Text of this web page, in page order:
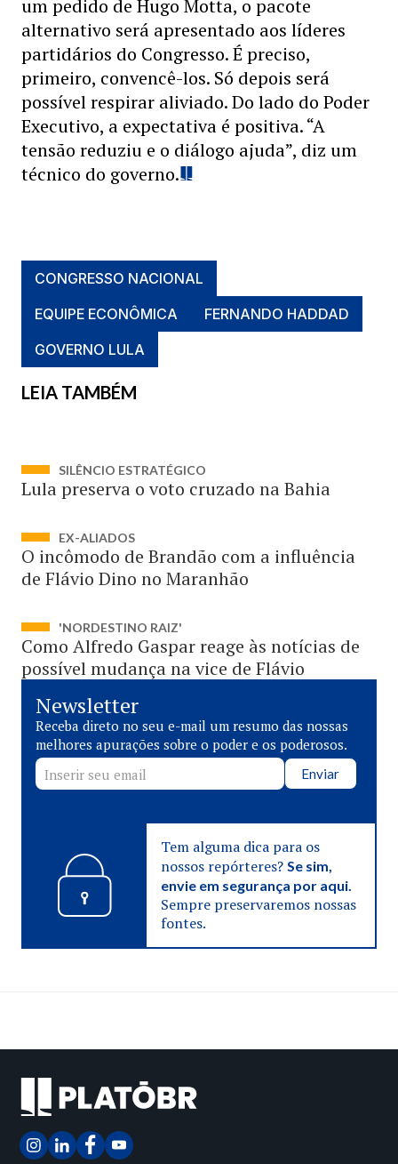
um pedido de Hugo Motta, o pacote
alternativo será apresentado aos líderes
partidários do Congresso. É preciso,
primeiro, convencê-los. Só depois será
possível respirar aliviado. Do lado do Poder
Executivo, a expectativa é positiva. “A
tensão reduziu e o diálogo ajuda”, diz um
técnico do governo.
CONGRESSO NACIONAL
EQUIPE ECONÔMICA
FERNANDO HADDAD
GOVERNO LULA
LEIA TAMBÉM
SILÊNCIO ESTRATÉGICO
Lula preserva o voto cruzado na Bahia
EX-ALIADOS
O incômodo de Brandão com a influência
de Flávio Dino no Maranhão
'NORDESTINO RAIZ'
Como Alfredo Gaspar reage às notícias de
possível mudança na vice de Flávio
Newsletter
Receba direto no seu e-mail um resumo das nossas
melhores apurações sobre o poder e os poderosos.
Enviar
Tem alguma dica para os
nossos repórteres? Se sim,
envie em segurança por aqui.
Sempre preservaremos nossas
fontes.